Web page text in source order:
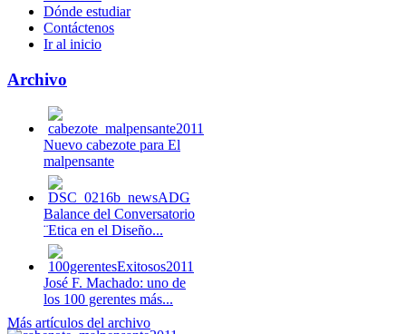
Dónde estudiar
Contáctenos
Ir al inicio
Archivo
Nuevo cabezote para El
malpensante
Balance del Conversatorio
¨Etica en el Diseño...
José F. Machado: uno de
los 100 gerentes más...
Más artículos del archivo